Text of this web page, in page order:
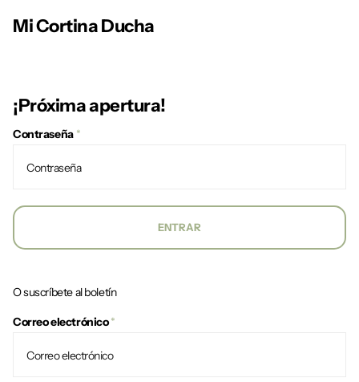
Mi Cortina Ducha
¡Próxima apertura!
Contraseña *
ENTRAR
O suscríbete al boletín
Correo electrónico*